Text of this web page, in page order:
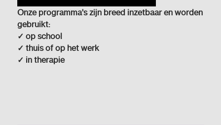
Onze programma's zijn breed inzetbaar en worden
gebruikt:
✓ op school
✓ thuis of op het werk
✓ in therapie